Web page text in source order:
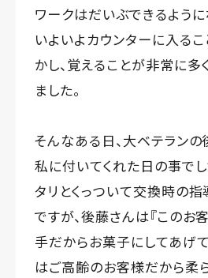
ワークはだいぶできるように
いよいよカウンターに入るこ
かし、覚えることが非常に
ました。
そんなある日、大ベテラン
私に付いてくれた日の事で
タリとくっついて交換時の指
ですが、後藤さんは『このお
手だからお菓子にしてあげて
はご高齢のお客様だから柔